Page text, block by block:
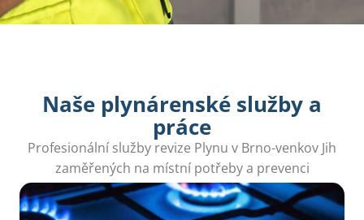
Naše plynárenské služby a
práce
Profesionální služby revize Plynu v Brno-venkov Jih
zaměřených na místní potřeby a prevenci
problémů. Naši odborníci jsou vám k dispozici.